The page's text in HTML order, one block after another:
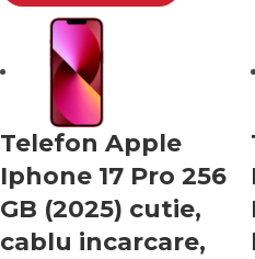
Telefon Apple
Iphone 17 Pro 256
GB (2025) cutie,
cablu incarcare,